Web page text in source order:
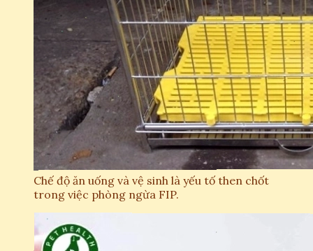
Chế độ ăn uống và vệ sinh là yếu tố then chốt
trong việc phòng ngừa FIP.